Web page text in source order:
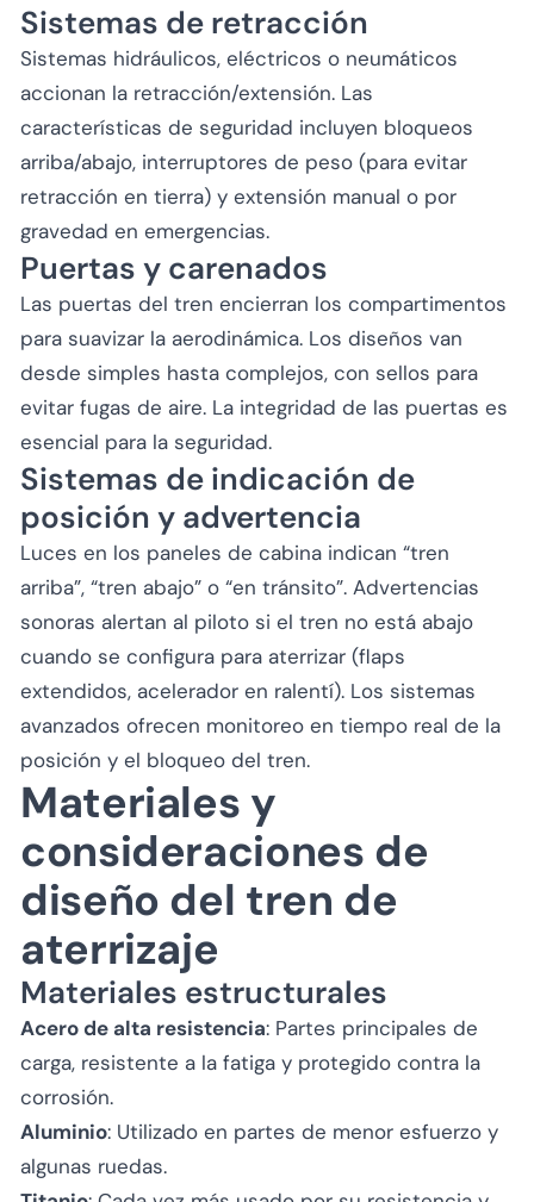
Sistemas de retracción
Sistemas hidráulicos, eléctricos o neumáticos
accionan la retracción/extensión. Las
características de seguridad incluyen bloqueos
arriba/abajo, interruptores de peso (para evitar
retracción en tierra) y extensión manual o por
gravedad en emergencias.
Puertas y carenados
Las puertas del tren encierran los compartimentos
para suavizar la aerodinámica. Los diseños van
desde simples hasta complejos, con sellos para
evitar fugas de aire. La integridad de las puertas es
esencial para la seguridad.
Sistemas de indicación de
posición y advertencia
Luces en los paneles de cabina indican “tren
arriba”, “tren abajo” o “en tránsito”. Advertencias
sonoras alertan al piloto si el tren no está abajo
cuando se configura para aterrizar (flaps
extendidos, acelerador en ralentí). Los sistemas
avanzados ofrecen monitoreo en tiempo real de la
posición y el bloqueo del tren.
Materiales y
consideraciones de
diseño del tren de
aterrizaje
Materiales estructurales
Acero de alta resistencia: Partes principales de
carga, resistente a la fatiga y protegido contra la
corrosión.
Aluminio: Utilizado en partes de menor esfuerzo y
algunas ruedas.